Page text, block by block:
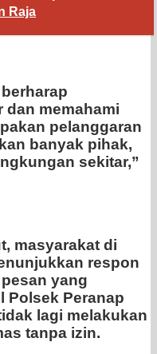
Raja
dan memahami
pelanggaran
banyak pihak,
sekitar,”
masyarakat di
respon
yang
Polsek Peranap
lagi melakukan
tanpa izin.